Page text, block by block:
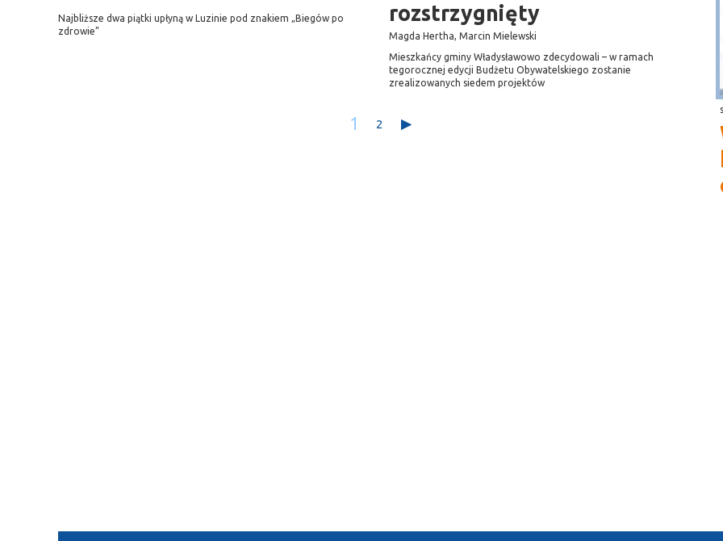
Najbliższe dwa piątki upłyną w Luzinie pod znakiem „Biegów po
zdrowie”
rozstrzygnięty
Magda Hertha, Marcin Mielewski
Mieszkańcy gminy Władysławowo zdecydowali – w ramach
tegorocznej edycji Budżetu Obywatelskiego zostanie
zrealizowanych siedem projektów
1 2